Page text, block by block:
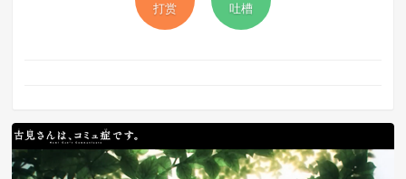
打赏
吐槽